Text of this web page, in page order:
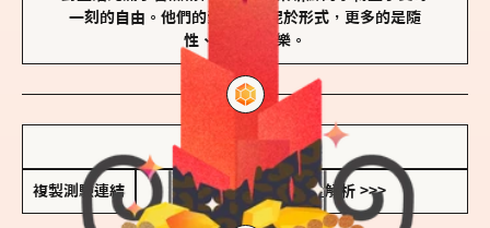
一刻的自由。他們的愛情不拘泥於形式，更多的是隨
性、幽默和享樂。
複製測驗連結 查看香氛類型全解析 >>>